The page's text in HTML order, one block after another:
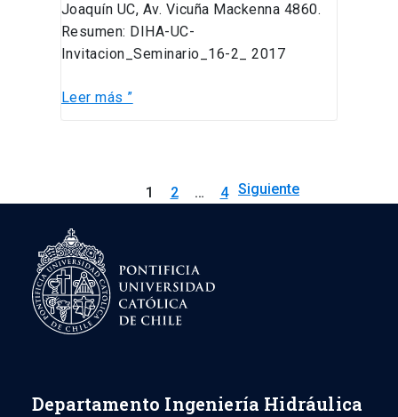
Joaquín UC, Av. Vicuña Mackenna 4860.
Resumen: DIHA-UC-
Invitacion_Seminario_16-2_ 2017
Leer más ”
1 2 … 4
Siguiente
→
Departamento Ingeniería Hidráulica